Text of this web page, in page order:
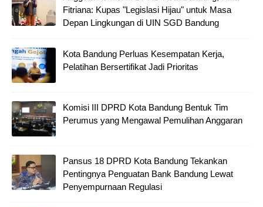
Fitriana: Kupas "Legislasi Hijau" untuk Masa
Depan Lingkungan di UIN SGD Bandung
Kota Bandung Perluas Kesempatan Kerja,
Pelatihan Bersertifikat Jadi Prioritas
Komisi III DPRD Kota Bandung Bentuk Tim
Perumus yang Mengawal Pemulihan Anggaran
Pansus 18 DPRD Kota Bandung Tekankan
Pentingnya Penguatan Bank Bandung Lewat
Penyempurnaan Regulasi